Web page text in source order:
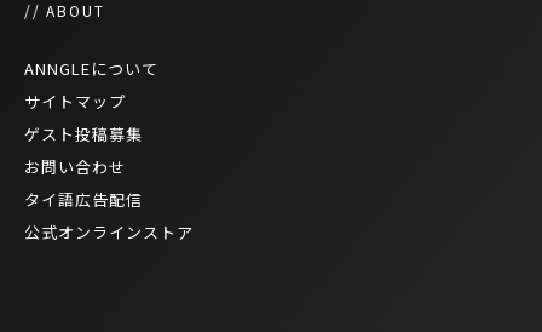
// ABOUT
ANNGLEについて
サイトマップ
ゲスト投稿募集
お問い合わせ
タイ語広告配信
公式オンラインストア